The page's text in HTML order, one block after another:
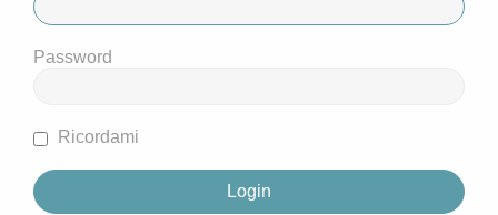
Password
Ricordami